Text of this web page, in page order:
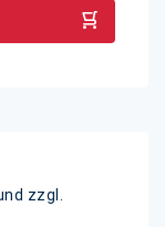
zzgl.